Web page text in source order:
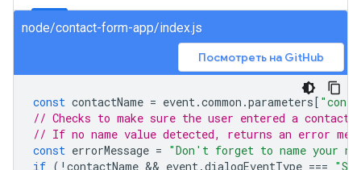
node/contact-form-app/index.js
Посмотреть на GitHub
const contactName = event.common .parameters[
// Checks to make sure the user entered a contact
// If no name value detected, returns an error
const errorMessage = "Don't forget to name your
if ( ! contactName && event.dialogEventType ===